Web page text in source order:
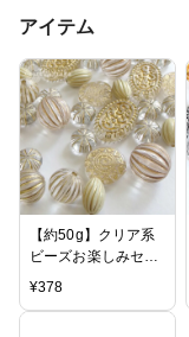
アイテム
【約50g】クリア系
ビーズお楽しみセッ
ト 大人エスニック風
¥378